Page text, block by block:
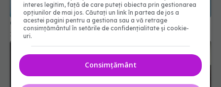
13 dec 2025, 15:27
interes legitim, față de care puteți obiecta prin gestionarea
opțiunilor de mai jos. Căutați un link în partea de jos a
acestei pagini pentru a gestiona sau a vă retrage
consimțământul în setările de confidențialitate și cookie-
uri.
Consimțământ